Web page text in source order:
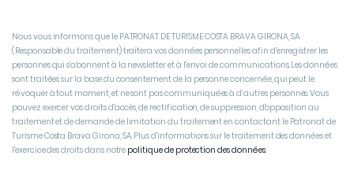
Nous vous informons que le PATRONAT DE TURISME COSTA BRAVA GIRONA, SA
(Responsable du traitement) traitera vos données personnelles afin d'enregistrer les
personnes qui s'abonnent à la newsletter et à l'envoi de communications. Les données
sont traitées sur la base du consentement de la personne concernée, qui peut le
révoquer à tout moment, et ne sont pas communiquées à d’autres personnes. Vous
pouvez exercer vos droits d'accès, de rectification, de suppression, d'opposition au
traitement et de demande de limitation du traitement en contactant le Patronat de
Turisme Costa Brava Girona, SA. Plus d'informations sur le traitement des données et
l'exercice des droits dans notre politique de protection des données